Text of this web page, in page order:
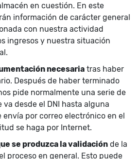
en cuestión. En este
información de carácter general
con nuestra actividad
ingresos y nuestra situación
necesaria tras haber
Después de haber terminado
pide normalmente una serie de
desde el DNI hasta alguna
envía por correo electrónico en el
se haga por Internet.
se produzca la validación de la
proceso en general. Esto puede